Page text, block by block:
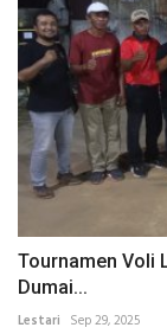
Tournamen Voli
Dumai...
Lestari Sep 29, 2025